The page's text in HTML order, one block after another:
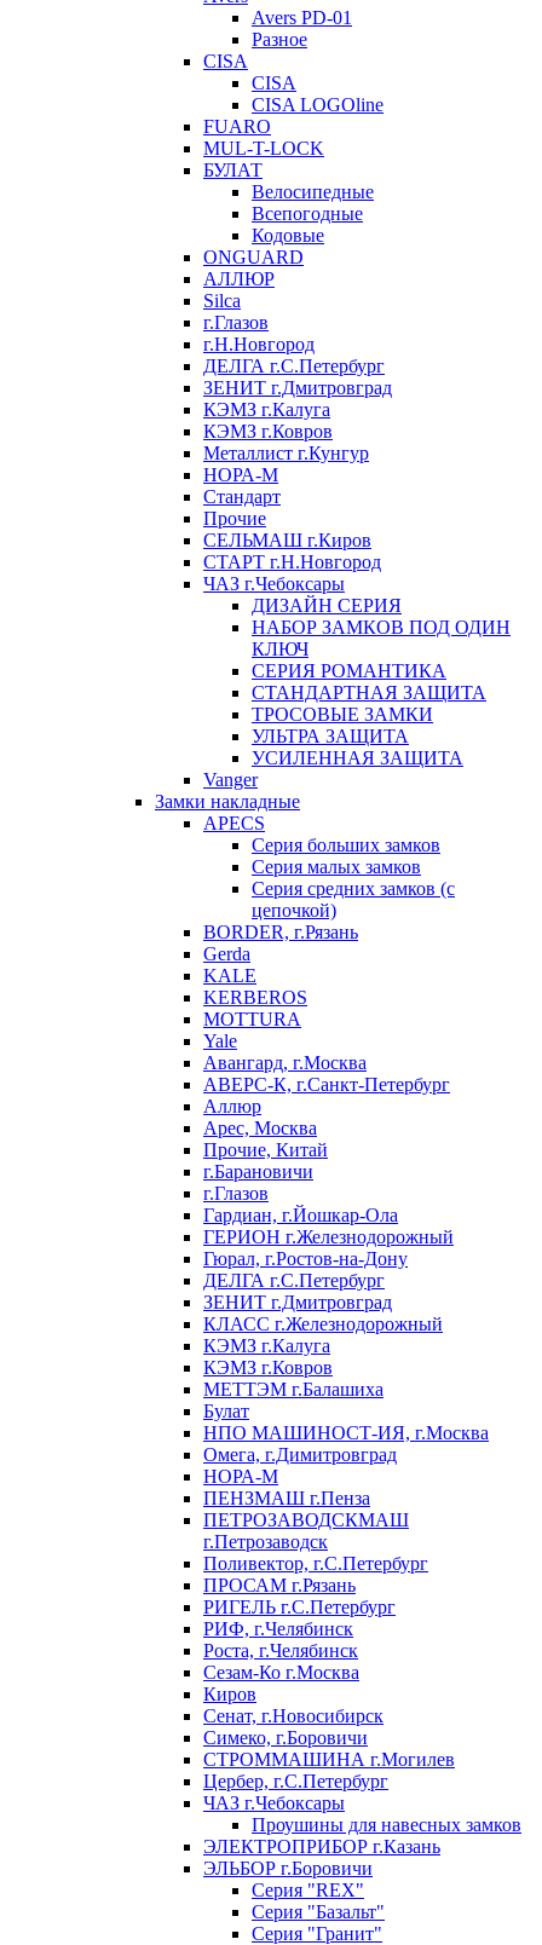
Avers PD-01
Разное
CISA
CISA
CISA LOGOline
FUARO
MUL-T-LOCK
БУЛАТ
Велосипедные
Всепогодные
Кодовые
ONGUARD
АЛЛЮР
Silca
г.Глазов
г.Н.Новгород
ДЕЛГА г.С.Петербург
ЗЕНИТ г.Дмитровград
КЭМЗ г.Калуга
КЭМЗ г.Ковров
Металлист г.Кунгур
НОРА-М
Стандарт
Прочие
СЕЛЬМАШ г.Киров
СТАРТ г.Н.Новгород
ЧАЗ г.Чебоксары
ДИЗАЙН СЕРИЯ
НАБОР ЗАМКОВ ПОД ОДИН
КЛЮЧ
СЕРИЯ РОМАНТИКА
СТАНДАРТНАЯ ЗАЩИТА
ТРОСОВЫЕ ЗАМКИ
УЛЬТРА ЗАЩИТА
УСИЛЕННАЯ ЗАЩИТА
Vanger
Замки накладные
APECS
Серия больших замков
Серия малых замков
Серия средних замков (с
цепочкой)
BORDER, г.Рязань
Gerda
KALE
KERBEROS
MOTTURA
Yale
Авангард, г.Москва
АВЕРС-К, г.Санкт-Петербург
Аллюр
Арес, Москва
Прочие, Китай
г.Барановичи
г.Глазов
Гардиан, г.Йошкар-Ола
ГЕРИОН г.Железнодорожный
Гюрал, г.Ростов-на-Дону
ДЕЛГА г.С.Петербург
ЗЕНИТ г.Дмитровград
КЛАСС г.Железнодорожный
КЭМЗ г.Калуга
КЭМЗ г.Ковров
МЕТТЭМ г.Балашиха
Булат
НПО МАШИНОСТ-ИЯ, г.Москва
Омега, г.Димитровград
НОРА-М
ПЕНЗМАШ г.Пенза
ПЕТРОЗАВОДСКМАШ
г.Петрозаводск
Поливектор, г.С.Петербург
ПРОСАМ г.Рязань
РИГЕЛЬ г.С.Петербург
РИФ, г.Челябинск
Роста, г.Челябинск
Сезам-Ко г.Москва
Киров
Сенат, г.Новосибирск
Симеко, г.Боровичи
СТРОММАШИНА г.Могилев
Цербер, г.С.Петербург
ЧАЗ г.Чебоксары
Проушины для навесных замков
ЭЛЕКТРОПРИБОР г.Казань
ЭЛЬБОР г.Боровичи
Серия "REX"
Серия "Базальт"
Серия "Гранит"